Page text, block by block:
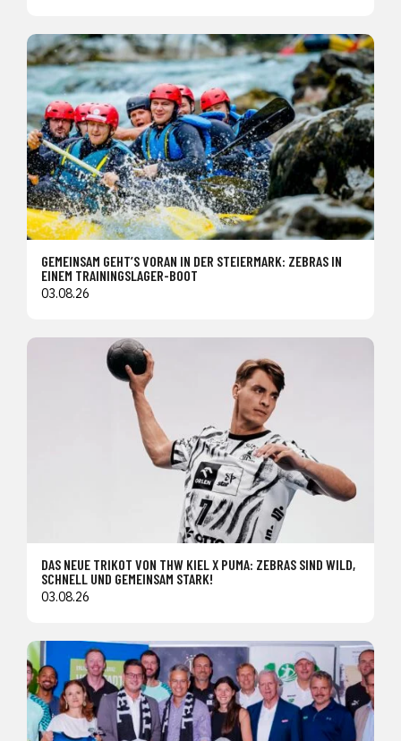
GEMEINSAM GEHT’S VORAN IN DER STEIERMARK: ZEBRAS IN
EINEM TRAININGSLAGER-BOOT
03.08.26
DAS NEUE TRIKOT VON THW KIEL X PUMA: ZEBRAS SIND WILD,
SCHNELL UND GEMEINSAM STARK!
03.08.26